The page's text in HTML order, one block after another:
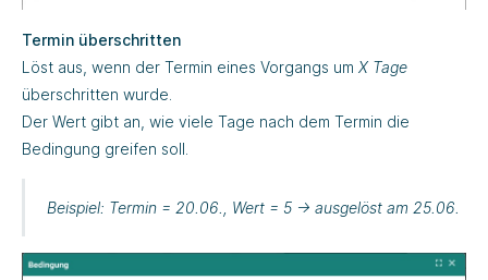
Termin überschritten
Löst aus, wenn der Termin eines Vorgangs um X Tage
überschritten wurde.
Der Wert gibt an, wie viele Tage nach dem Termin die
Bedingung greifen soll.
Beispiel: Termin = 20.06., Wert = 5 → ausgelöst am 25.06.